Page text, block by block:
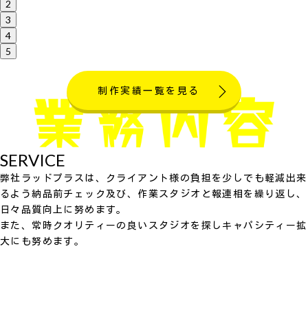
2
3
4
5
制作実績一覧を見る
SERVICE
弊社ラッドプラスは、クライアント様の負担を少しでも軽減出来
るよう納品前チェック及び、作業スタジオと報連相を繰り返し、
日々品質向上に努めます。
また、常時クオリティーの良いスタジオを探しキャパシティー拡
大にも努めます。